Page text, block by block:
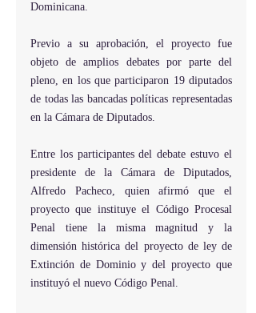
Dominicana.
Previo a su aprobación, el proyecto fue
objeto de amplios debates por parte del
pleno, en los que participaron 19 diputados
de todas las bancadas políticas representadas
en la Cámara de Diputados.
Entre los participantes del debate estuvo el
presidente de la Cámara de Diputados,
Alfredo Pacheco, quien afirmó que el
proyecto que instituye el Código Procesal
Penal tiene la misma magnitud y la
dimensión histórica del proyecto de ley de
Extinción de Dominio y del proyecto que
instituyó el nuevo Código Penal.